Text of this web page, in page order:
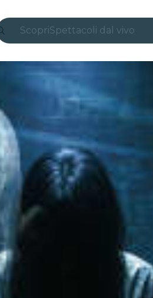
ScopriSpettacoli dal vivo
Candlelight
Londra
Esperienze e città
San Paolo
Mostre